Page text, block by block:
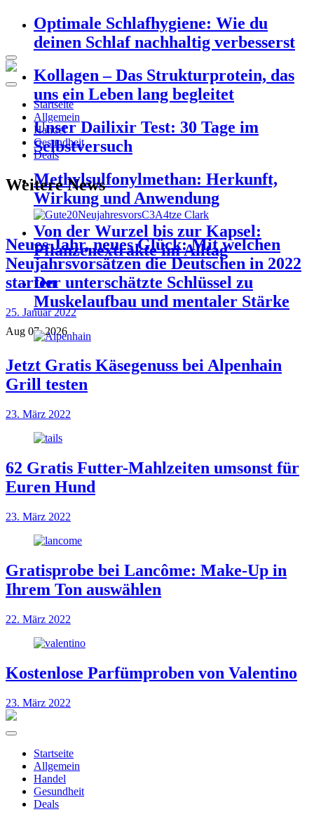
Optimale Schlafhygiene: Wie du
deinen Schlaf nachhaltig verbesserst
Kollagen – Das Strukturprotein, das
uns ein Leben lang begleitet
Unser Dailixir Test: 30 Tage im
Selbstversuch
Methylsulfonylmethan: Herkunft,
Wirkung und Anwendung
Von der Wurzel bis zur Kapsel:
Pflanzenextrakte im Alltag
Der unterschätzte Schlüssel zu
Muskelaufbau und mentaler Stärke
Aug 07, 2026
Startseite
Allgemein
Handel
Gesundheit
Deals
Weitere News
Neues Jahr, neues Glück: Mit welchen
Neujahrsvorsätzen die Deutschen in 2022
starten
25. Januar 2022
Jetzt Gratis Käsegenuss bei Alpenhain
Grill testen
23. März 2022
62 Gratis Futter-Mahlzeiten umsonst für
Euren Hund
23. März 2022
Gratisprobe bei Lancôme: Make-Up in
Ihrem Ton auswählen
22. März 2022
Kostenlose Parfümproben von Valentino
23. März 2022
Startseite
Allgemein
Handel
Gesundheit
Deals